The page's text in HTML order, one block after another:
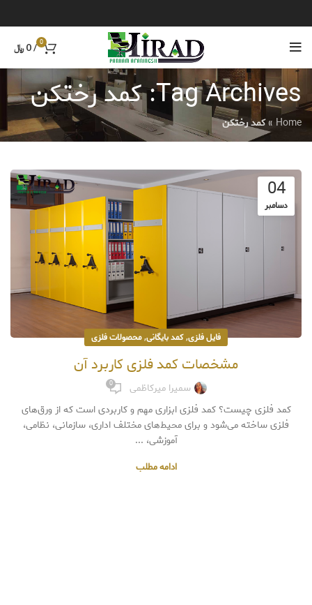
0
/
0 ﷼
Tag Archives: کمد رختکن
Home
»کمد رختکن
04
دسامبر
فایل فلزی,کمد بایگانی,محصولات فلزی
مشخصات کمد فلزی کاربرد آن
سمیرا میرکاظمی 0
کمد فلزی چیست؟ کمد فلزی ابزاری مهم و کاربردی است که از ورق‌های
فلزی ساخته می‌شود و برای محیط‌های مختلف اداری، سازمانی، نظامی،
آموزشی، ...
ادامه مطلب